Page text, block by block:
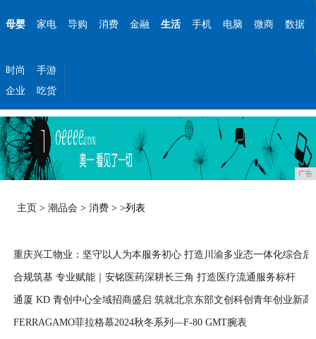
母婴 家电 导购 消费 金融 生活 手机 电脑 微商 数据
时尚
手游
企业
吃货
广告
主页 >潮品会 >消费 > >列表
重庆兴工物业：坚守以人为本服务初心 打造川渝多业态一体化综合后
2026-07-27
合规筑基 专业赋能｜安铭医药深耕长三角 打造医疗流通服务标杆
2026-05-29
通厦 KD 青创中心全域招商盛启 筑就北京东部文创科创青年创业新高
2026-05-19
FERRAGAMO菲拉格慕2024秋冬系列—F-80 GMT腕表